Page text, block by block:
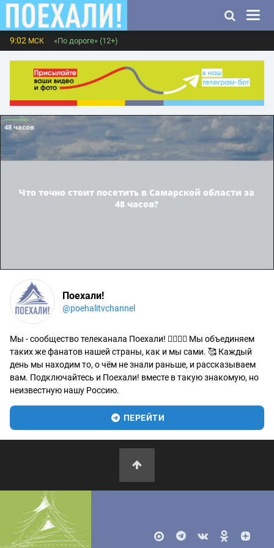
9:02 МСК «По дороге» (12+)
48 часов
Что точно стоит посетить в Самарской области за
48 часов?
Поехали!
@poehalitvchannel
Мы - сообщество телеканала Поехали! 🙋‍♂️🙋‍♀️ Мы объединяем
таких же фанатов нашей страны, как и мы сами. 🥰 Каждый
день мы находим то, о чём не знали раньше, и рассказываем
вам. Подключайтесь и Поехали! вместе в такую знакомую, но
неизвестную нашу Россию.
ПЕРЕЙТИ